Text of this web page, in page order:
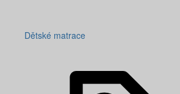
Dětské matrace